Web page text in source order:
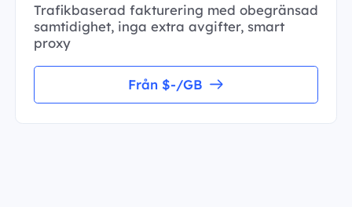
Trafikbaserad fakturering med obegränsad
samtidighet, inga extra avgifter, smart
proxy
Från $-/GB